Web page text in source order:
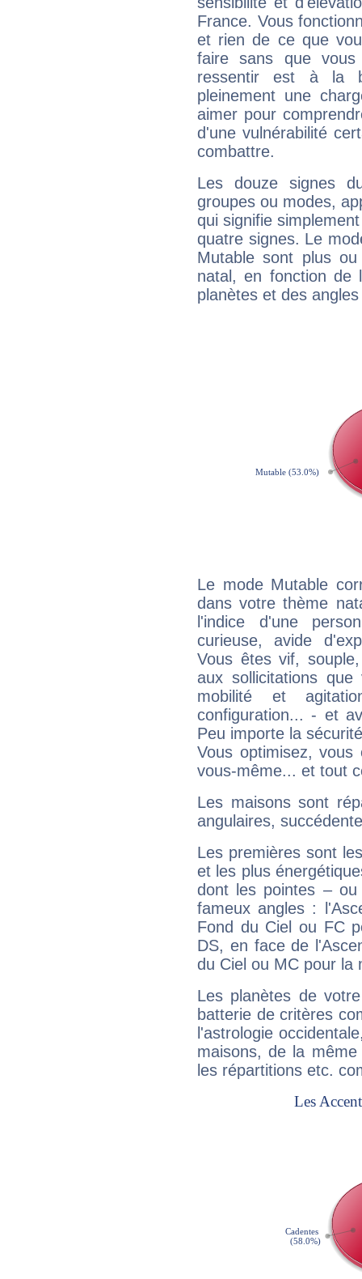
France. Vous
et rien de ce que
faire sans que
ressentir est à la
pleinement une
aimer pour
d'une vulnérabilité
combattre.
Les douze signes
groupes ou modes,
qui signifie
quatre signes. Le
Mutable sont plus
natal, en fonction de
planètes et des
Le mode Mutable
dans votre thème
l'indice d'une
curieuse, avide
Vous êtes vif,
aux sollicitations
mobilité et
configuration... - et
Peu importe la
Vous optimisez, vous
vous-même... et tout
Les maisons sont
angulaires,
Les premières sont
et les plus
dont les pointes –
fameux angles :
Fond du Ciel ou FC
DS, en face de
du Ciel ou MC pour la
Les planètes de
batterie de critères
l'astrologie
maisons, de la
les répartitions etc.